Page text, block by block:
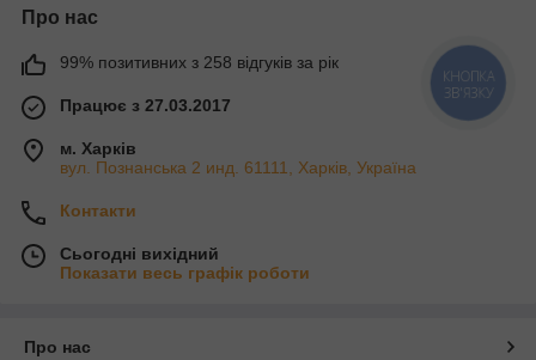
Про нас
99% позитивних з 258 відгуків за рік
Працює з 27.03.2017
м. Харків
вул. Познанська 2 инд. 61111, Харків, Україна
Контакти
Сьогодні вихідний
Показати весь графік роботи
Про нас
КНОПКА
ЗВ'ЯЗКУ